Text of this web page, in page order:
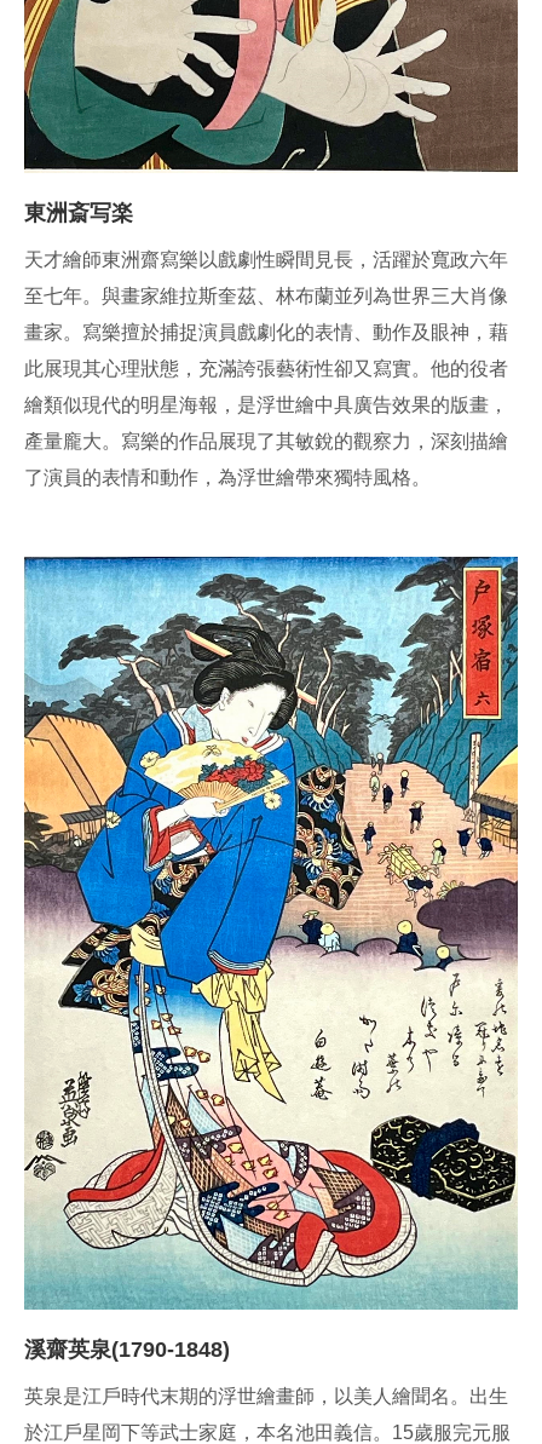
東洲斎写楽
天才繪師東洲齋寫樂以戲劇性瞬間見長，活躍於寬政六年
至七年。與畫家維拉斯奎茲、林布蘭並列為世界三大肖像
畫家。寫樂擅於捕捉演員戲劇化的表情、動作及眼神，藉
此展現其心理狀態，充滿誇張藝術性卻又寫實。他的役者
繪類似現代的明星海報，是浮世繪中具廣告效果的版畫，
產量龐大。寫樂的作品展現了其敏銳的觀察力，深刻描繪
了演員的表情和動作，為浮世繪帶來獨特風格。
溪齋英泉(1790-1848)
英泉是江戶時代末期的浮世繪畫師，以美人繪聞名。出生
於江戶星岡下等武士家庭，本名池田義信。15歲服完元服